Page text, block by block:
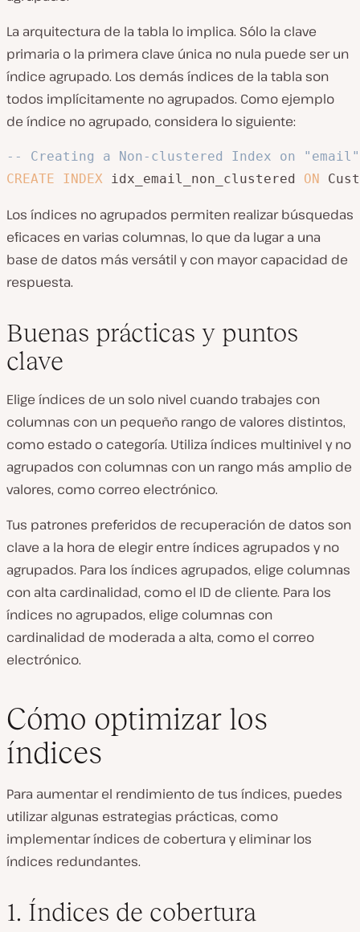
La arquitectura de la tabla lo implica. Sólo la clave
primaria o la primera clave única no nula puede ser un
índice agrupado. Los demás índices de la tabla son
todos implícitamente no agrupados. Como ejemplo
de índice no agrupado, considera lo siguiente:
-- Creating a Non-clustered Index on "email"
CREATE
INDEX idx_email_non_clustered ON
Los índices no agrupados permiten realizar búsquedas
eficaces en varias columnas, lo que da lugar a una
base de datos más versátil y con mayor capacidad de
respuesta.
Buenas prácticas y puntos
clave
Elige índices de un solo nivel cuando trabajes con
columnas con un pequeño rango de valores distintos,
como estado o categoría. Utiliza índices multinivel y no
agrupados con columnas con un rango más amplio de
valores, como correo electrónico.
Tus patrones preferidos de recuperación de datos son
clave a la hora de elegir entre índices agrupados y no
agrupados. Para los índices agrupados, elige columnas
con alta cardinalidad, como el ID de cliente. Para los
índices no agrupados, elige columnas con
cardinalidad de moderada a alta, como el correo
electrónico.
Cómo optimizar los
índices
Para aumentar el rendimiento de tus índices, puedes
utilizar algunas estrategias prácticas, como
implementar índices de cobertura y eliminar los
índices redundantes.
1. Índices de cobertura